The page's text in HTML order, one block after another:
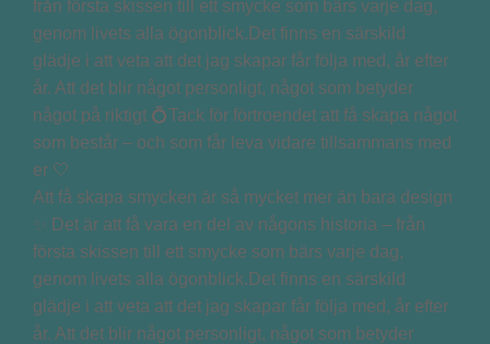
Att få skapa smycken är så mycket mer än bara design
✨ Det är att få vara en del av någons historia – från
första skissen till ett smycke som bärs varje dag,
genom livets alla ögonblick.Det finns en särskild
glädje i att veta att det jag skapar får följa med, år efter
år. Att det blir något personligt, något som betyder